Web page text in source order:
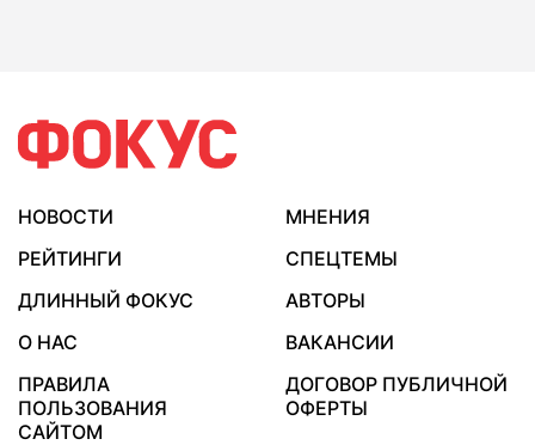
НОВОСТИ
МНЕНИЯ
РЕЙТИНГИ
СПЕЦТЕМЫ
ДЛИННЫЙ ФОКУС
АВТОРЫ
О НАС
ВАКАНСИИ
ПРАВИЛА
ПОЛЬЗОВАНИЯ
САЙТОМ
ДОГОВОР ПУБЛИЧНОЙ
ОФЕРТЫ